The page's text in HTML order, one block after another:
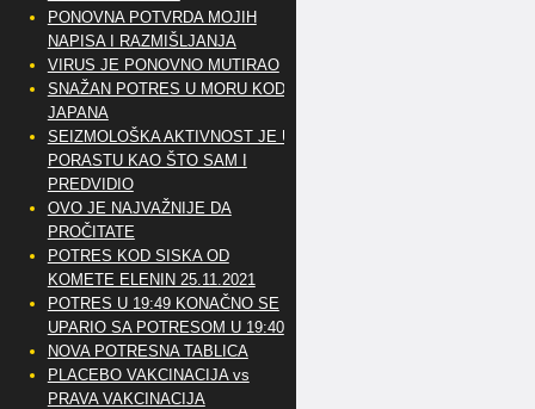
PONOVNA POTVRDA MOJIH
NAPISA I RAZMIŠLJANJA
VIRUS JE PONOVNO MUTIRAO
SNAŽAN POTRES U MORU KOD
JAPANA
SEIZMOLOŠKA AKTIVNOST JE U
PORASTU KAO ŠTO SAM I
PREDVIDIO
OVO JE NAJVAŽNIJE DA
PROČITATE
POTRES KOD SISKA OD
KOMETE ELENIN 25.11.2021
POTRES U 19:49 KONAČNO SE
UPARIO SA POTRESOM U 19:40
NOVA POTRESNA TABLICA
PLACEBO VAKCINACIJA vs
PRAVA VAKCINACIJA